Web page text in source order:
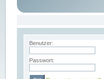
Benutzer:
Passwort: